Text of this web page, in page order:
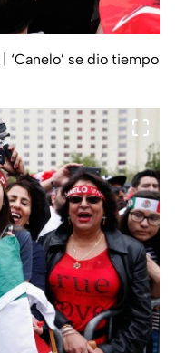
| ‘Canelo’ se dio tiempo